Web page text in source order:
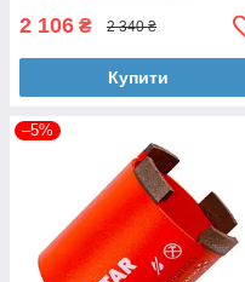
2 106 ₴ 2 340 ₴
Купити
–5%